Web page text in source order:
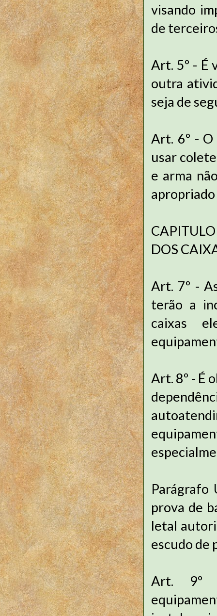
visando
de
Art. 5º - É
outra
seja de
Art. 6º -
usar
e arma
DOS
Art. 7º -
terão a
caixas
Art. 8º - É
Parágrafo
prova de
letal
escudo de
Art. 9º -